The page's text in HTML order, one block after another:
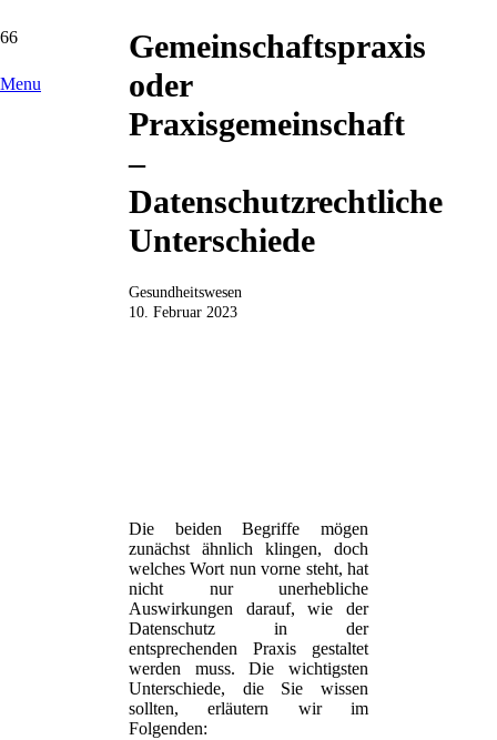
Menu
Gemeinschaftspraxis
oder
Praxisgemeinschaft
–
Datenschutzrechtliche
Unterschiede
Gesundheitswesen
10. Februar 2023
Die beiden Begriffe mögen
zunächst ähnlich klingen, doch
welches Wort nun vorne steht, hat
nicht nur unerhebliche
Auswirkungen darauf, wie der
Datenschutz in der
entsprechenden Praxis gestaltet
werden muss. Die wichtigsten
Unterschiede, die Sie wissen
sollten, erläutern wir im
Folgenden: